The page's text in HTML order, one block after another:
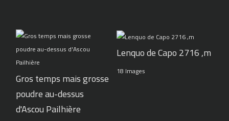
Gros temps mais grosse
poudre au-dessus
d'Ascou Pailhière
Lenquo de Capo 2716 ,m
18 Images